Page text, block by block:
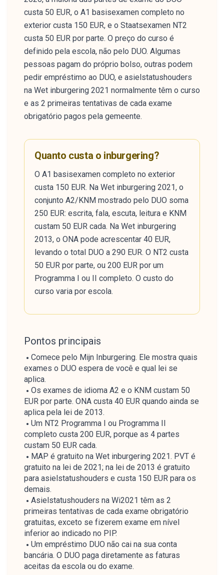
custa 50 EUR, o A1 basisexamen completo no
exterior custa 150 EUR, e o Staatsexamen NT2
custa 50 EUR por parte. O preço do curso é
definido pela escola, não pelo DUO. Algumas
pessoas pagam do próprio bolso, outras podem
pedir empréstimo ao DUO, e asielstatushouders
na Wet inburgering 2021 normalmente têm o curso
e as 2 primeiras tentativas de cada exame
obrigatório pagos pela gemeente.
Quanto custa o inburgering?
O A1 basisexamen completo no exterior
custa 150 EUR. Na Wet inburgering 2021, o
conjunto A2/KNM mostrado pelo DUO soma
250 EUR: escrita, fala, escuta, leitura e KNM
custam 50 EUR cada. Na Wet inburgering
2013, o ONA pode acrescentar 40 EUR,
levando o total DUO a 290 EUR. O NT2 custa
50 EUR por parte, ou 200 EUR por um
Programma I ou II completo. O custo do
curso varia por escola.
Pontos principais
Comece pelo Mijn Inburgering. Ele mostra quais
exames o DUO espera de você e qual lei se
aplica.
Os exames de idioma A2 e o KNM custam 50
EUR por parte. ONA custa 40 EUR quando ainda se
aplica pela lei de 2013.
Um NT2 Programma I ou Programma II
completo custa 200 EUR, porque as 4 partes
custam 50 EUR cada.
MAP é gratuito na Wet inburgering 2021. PVT é
gratuito na lei de 2021; na lei de 2013 é gratuito
para asielstatushouders e custa 150 EUR para os
demais.
Asielstatushouders na Wi2021 têm as 2
primeiras tentativas de cada exame obrigatório
gratuitas, exceto se fizerem exame em nível
inferior ao indicado no PIP.
Um empréstimo DUO não cai na sua conta
bancária. O DUO paga diretamente as faturas
aceitas da escola ou do exame.